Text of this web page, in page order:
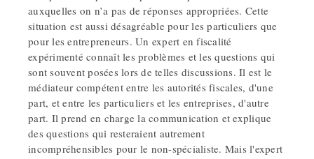
auxquelles on n’a pas de réponses appropriées. Cette
situation est aussi désagréable pour les particuliers que
pour les entrepreneurs. Un expert en fiscalité
expérimenté connaît les problèmes et les questions qui
sont souvent posées lors de telles discussions. Il est le
médiateur compétent entre les autorités fiscales, d'une
part, et entre les particuliers et les entreprises, d'autre
part. Il prend en charge la communication et explique
des questions qui resteraient autrement
incompréhensibles pour le non-spécialiste. Mais l'expert